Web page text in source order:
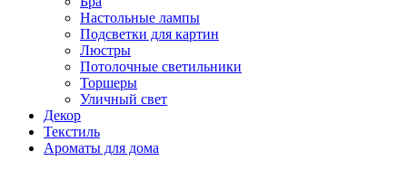
Настольные лампы
Подсветки для картин
Люстры
Потолочные светильники
Торшеры
Уличный свет
Декор
Текстиль
Ароматы для дома